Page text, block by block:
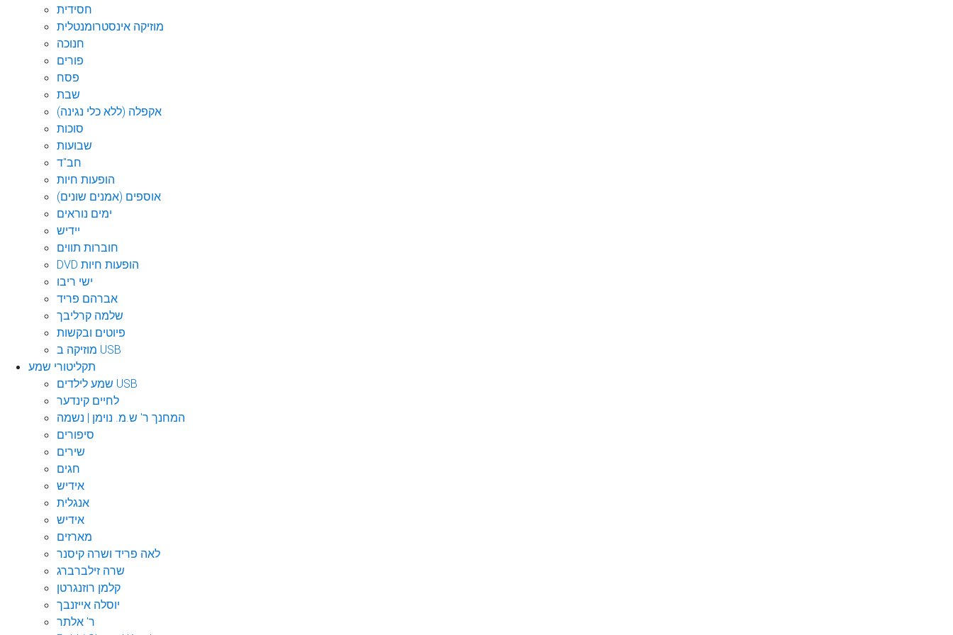
חסידית
מוזיקה אינסטרומנטלית
חנוכה
פורים
פסח
שבת
אקפלה (ללא כלי נגינה)
סוכות
שבועות
חב"ד
הופעות חיות
אוספים (אמנים שונים)
ימים נוראים
יידיש
חוברות תווים
DVD הופעות חיות
ישי ריבו
אברהם פריד
שלמה קרליבך
פיוטים ובקשות
מוזיקה ב USB
תקליטורי שמע
שמע לילדים USB
לחיים קינדער
המחנך ר' ש.מ. נוימן | נשמה
סיפורים
שירים
חגים
אידיש
אנגלית
אידיש
מארזים
לאה פריד ושרה קיסנר
שרה זילברברג
קלמן רוזנגרטן
יוסלה אייזנבך
ר' אלתר